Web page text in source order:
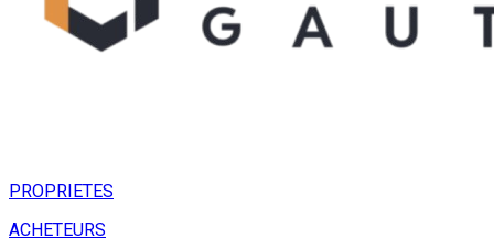
PROPRIETES
ACHETEURS